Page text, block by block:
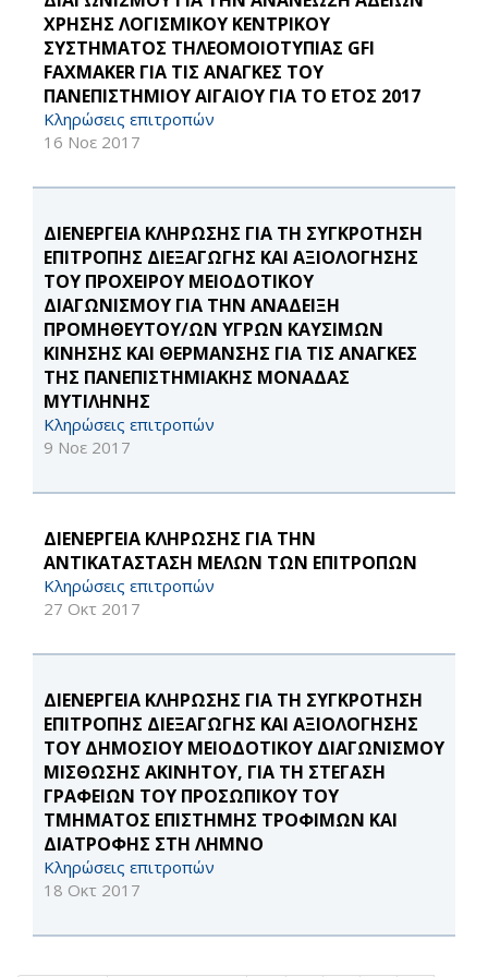
ΧΡΗΣΗΣ ΛΟΓΙΣΜΙΚΟΥ ΚΕΝΤΡΙΚΟΥ
ΣΥΣΤΗΜΑΤΟΣ ΤΗΛΕΟΜΟΙΟΤΥΠΙΑΣ GFI
FAXMAKER ΓΙΑ ΤΙΣ ΑΝΑΓΚΕΣ ΤΟΥ
ΠΑΝΕΠΙΣΤΗΜΙΟΥ ΑΙΓΑΙΟΥ ΓΙΑ ΤΟ ΕΤΟΣ 2017
Κληρώσεις επιτροπών
16 Νοε 2017
ΔΙΕΝΕΡΓΕΙΑ ΚΛΗΡΩΣΗΣ ΓΙΑ ΤΗ ΣΥΓΚΡΟΤΗΣΗ
ΕΠΙΤΡΟΠΗΣ ΔΙΕΞΑΓΩΓΗΣ ΚΑΙ ΑΞΙΟΛΟΓΗΣΗΣ
ΤΟΥ ΠΡΟΧΕΙΡΟΥ ΜΕΙΟΔΟΤΙΚΟΥ
ΔΙΑΓΩΝΙΣΜΟΥ ΓΙΑ ΤΗΝ ΑΝΑΔΕΙΞΗ
ΠΡΟΜΗΘΕΥΤΟΥ/ΩΝ ΥΓΡΩΝ ΚΑΥΣΙΜΩΝ
ΚΙΝΗΣΗΣ ΚΑΙ ΘΕΡΜΑΝΣΗΣ ΓΙΑ ΤΙΣ ΑΝΑΓΚΕΣ
ΤΗΣ ΠΑΝΕΠΙΣΤΗΜΙΑΚΗΣ ΜΟΝΑΔΑΣ
ΜΥΤΙΛΗΝΗΣ
Κληρώσεις επιτροπών
9 Νοε 2017
ΔΙΕΝΕΡΓΕΙΑ ΚΛΗΡΩΣΗΣ ΓΙΑ ΤΗΝ
ΑΝΤΙΚΑΤΑΣΤΑΣΗ ΜΕΛΩΝ ΤΩΝ ΕΠΙΤΡΟΠΩΝ
Κληρώσεις επιτροπών
27 Οκτ 2017
ΔΙΕΝΕΡΓΕΙΑ ΚΛΗΡΩΣΗΣ ΓΙΑ ΤΗ ΣΥΓΚΡΟΤΗΣΗ
ΕΠΙΤΡΟΠΗΣ ΔΙΕΞΑΓΩΓΗΣ ΚΑΙ ΑΞΙΟΛΟΓΗΣΗΣ
ΤΟΥ ΔΗΜΟΣΙΟΥ ΜΕΙΟΔΟΤΙΚΟΥ ΔΙΑΓΩΝΙΣΜΟΥ
ΜΙΣΘΩΣΗΣ ΑΚΙΝΗΤΟΥ, ΓΙΑ ΤΗ ΣΤΕΓΑΣΗ
ΓΡΑΦΕΙΩΝ ΤΟΥ ΠΡΟΣΩΠΙΚΟΥ ΤΟΥ
ΤΜΗΜΑΤΟΣ ΕΠΙΣΤΗΜΗΣ ΤΡΟΦΙΜΩΝ ΚΑΙ
ΔΙΑΤΡΟΦΗΣ ΣΤΗ ΛΗΜΝΟ
Κληρώσεις επιτροπών
18 Οκτ 2017